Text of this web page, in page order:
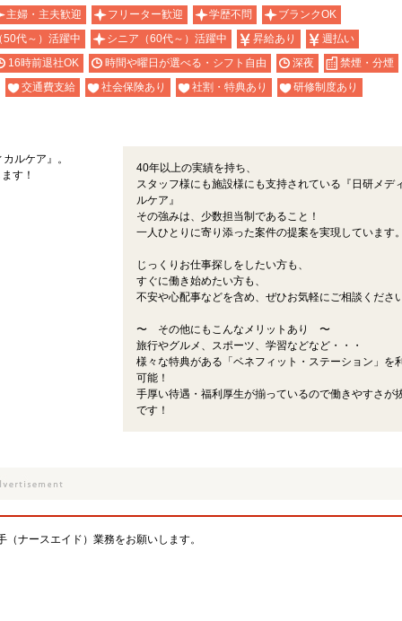
主婦・主夫歓迎 フリーター歓迎 学歴不問
ブランクOK
50代～）活躍中
シニア（60代～）活躍中 昇給あり
週払い
16時前退社OK
時間や曜日が選べる・シフト自由 深夜
禁煙・分煙
交通費支給
社会保険あり 社割・特典あり 研修制度あり
ルケア』。
す！
40年以上の実績を持ち、
スタッフ様にも施設様にも支持されている『日研メデ
ルケア』
その強みは、少数担当制であること！
一人ひとりに寄り添った案件の提案を実現しています
じっくりお仕事探しをしたい方も、
すぐに働き始めたい方も、
不安や心配事などを含め、ぜひお気軽にご相談くださ
〜 その他にもこんなメリットあり 〜
旅行やグルメ、スポーツ、学習などなど・・・
様々な特典がある「ベネフィット・ステーション」を
可能！
手厚い待遇・福利厚生が揃っているので働きやすさが
です！
ナースエイド）業務をお願いします。